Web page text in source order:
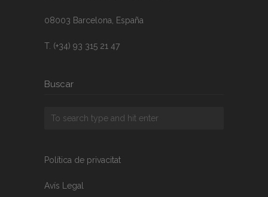
08003 Barcelona, España
T. (+34) 93 315 21 47
Buscar
Política de privacitat
Avís Legal